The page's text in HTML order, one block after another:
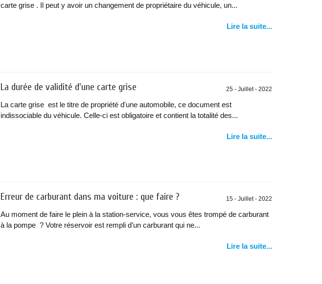
carte grise . Il peut y avoir un changement de propriétaire du véhicule, un...
Lire la suite...
25 - Juillet - 2022
La durée de validité d'une carte grise
La carte grise est le titre de propriété d'une automobile, ce document est
indissociable du véhicule. Celle-ci est obligatoire et contient la totalité des...
Lire la suite...
15 - Juillet - 2022
Erreur de carburant dans ma voiture : que faire ?
Au moment de faire le plein à la station-service, vous vous êtes trompé de carburant
à la pompe ? Votre réservoir est rempli d’un carburant qui ne...
Lire la suite...